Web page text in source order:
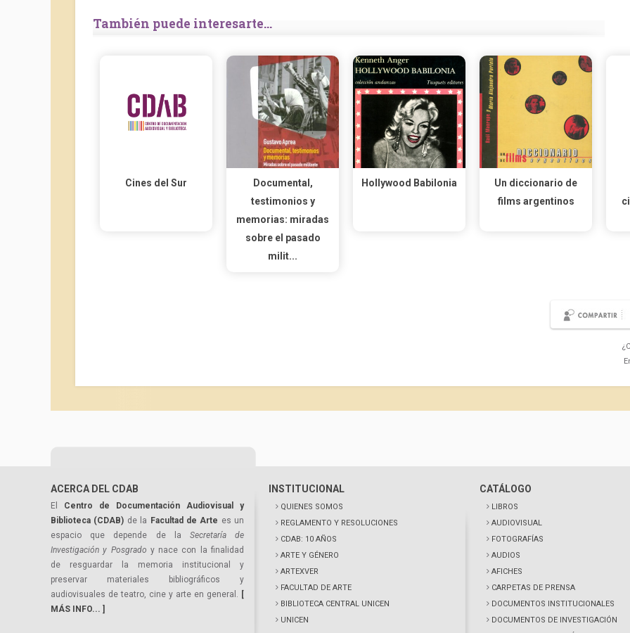
También puede interesarte...
Cines del Sur
Documental,
testimonios y
memorias: miradas
sobre el pasado
milit...
Hollywood Babilonia
Un diccionario de
films argentinos
ACERCA DEL CDAB
El Centro de Documentación Audiovisual y
Biblioteca (CDAB) de la Facultad de Arte es un
espacio que depende de la Secretaría de
Investigación y Posgrado y nace con la finalidad
de resguardar la memoria institucional y
preservar materiales bibliográficos y
audiovisuales de teatro, cine y arte en general. [
MÁS INFO... ]
INSTITUCIONAL
QUIENES SOMOS
REGLAMENTO Y RESOLUCIONES
CDAB: 10 AÑOS
ARTE Y GÉNERO
ARTEXVER
FACULTAD DE ARTE
BIBLIOTECA CENTRAL UNICEN
UNICEN
CATÁLOGO
LIBROS
AUDIOVISUAL
FOTOGRAFÍAS
AUDIOS
AFICHES
CARPETAS DE PRENSA
DOCUMENTOS INSTITUCIONALES
DOCUMENTOS DE INVESTIGACIÓN